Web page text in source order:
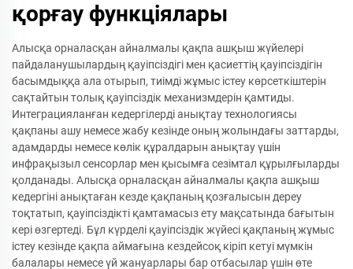
қорғау функціялары
Алысқа орналасқан айналмалы қақпа ашқыш жүйелері
пайдаланушылардың қауіпсіздігі мен қасиеттің қауіпсіздігін
басымдыққа ала отырып, тиімді жұмыс істеу көрсеткіштерін
сақтайтын толық қауіпсіздік механизмдерін қамтиды.
Интеграцияланған кедергілерді анықтау технологиясы
қақпаны ашу немесе жабу кезінде оның жолындағы заттарды,
адамдарды немесе көлік құралдарын анықтау үшін
инфрақызыл сенсорлар мен қысымға сезімтал құрылғыларды
қолданады. Алысқа орналасқан айналмалы қақпа ашқыш
кедергіні анықтаған кезде қақпаның қозғалысын дереу
тоқтатып, қауіпсіздікті қамтамасыз ету мақсатында бағытын
кері өзгертеді. Бұл күрделі қауіпсіздік жүйесі қақпаның жұмыс
істеу кезінде қақпа аймағына кездейсоқ кіріп кетуі мүмкін
балалары немесе үй жануарлары бар отбасылар үшін өте